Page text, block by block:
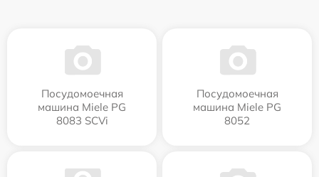
Посудомоечная
машина Miele PG
8083 SCVi
Посудомоечная
машина Miele PG
8052